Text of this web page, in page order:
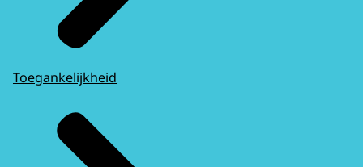
Toegankelijkheid